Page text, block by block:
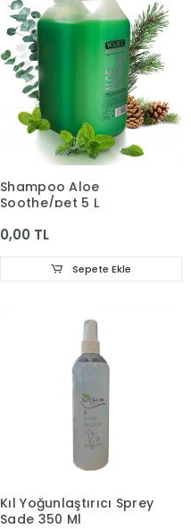
Shampoo Aloe
Soothe/pet 5 L
0,00 TL
Sepete Ekle
Kıl Yoğunlaştırıcı Sprey
Sade 350 Ml